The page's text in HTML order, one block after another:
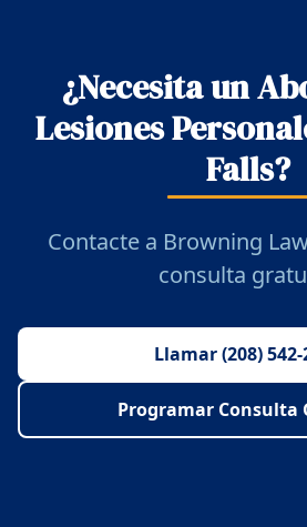
¿Necesita un
Lesiones
Falls?
Contacte a Browning
consulta
Llamar (208) 542-
Programar Consulta